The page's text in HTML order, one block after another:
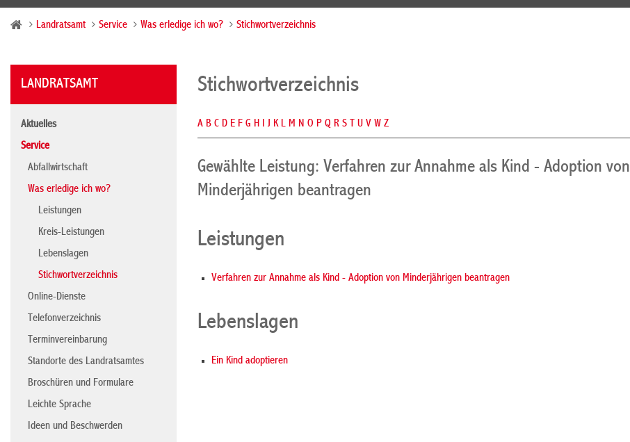
Landratsamt Service Was erledige ich wo? Stichwortverzeichnis
LANDRATSAMT
Aktuelles
Service
Abfallwirtschaft
Was erledige ich wo?
Leistungen
Kreis-Leistungen
Lebenslagen
Stichwortverzeichnis
Online-Dienste
Telefonverzeichnis
Terminvereinbarung
Standorte des Landratsamtes
Broschüren und Formulare
Leichte Sprache
Ideen und Beschwerden
Stichwortverzeichnis
A B C D E F G H I J K L M N O P Q R S T U V W Z
Gewählte Leistung: Verfahren zur Annahme als Kind - Adoption von
Minderjährigen beantragen
Leistungen
Verfahren zur Annahme als Kind - Adoption von Minderjährigen beantragen
Lebenslagen
Ein Kind adoptieren